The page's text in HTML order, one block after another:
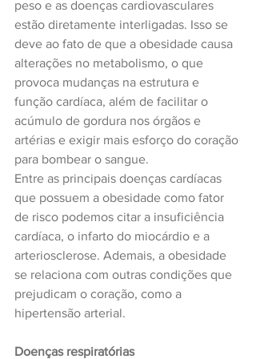
peso e as doenças cardiovasculares
estão diretamente interligadas. Isso se
deve ao fato de que a obesidade causa
alterações no metabolismo, o que
provoca mudanças na estrutura e
função cardíaca, além de facilitar o
acúmulo de gordura nos órgãos e
artérias e exigir mais esforço do coração
para bombear o sangue.
Entre as principais doenças cardíacas
que possuem a obesidade como fator
de risco podemos citar a insuficiência
cardíaca, o infarto do miocárdio e a
arteriosclerose. Ademais, a obesidade
se relaciona com outras condições que
prejudicam o coração, como a
hipertensão arterial.
Doenças respiratórias